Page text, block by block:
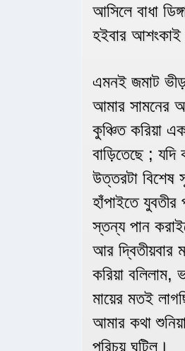
আসিলে বাধা
হইবার আশংকাই
এমনই জমাট
আমার সামনের
কুঞ্চিত করিয়া
বাড়িতেছে ;
উত্তরটা বিশেষ
হাঁপাইতে
স্তন্য পান
আর দ্বিতীয়বার
করিয়া বলিলাম,
মায়ের মতই
আমার কথা
পরিচয় ঘটিল।